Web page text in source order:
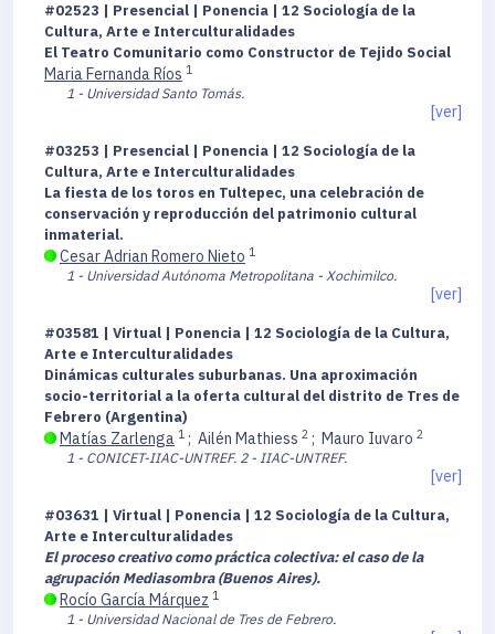
#02523 | Presencial | Ponencia | 12 Sociología de la
Cultura, Arte e Interculturalidades
El Teatro Comunitario como Constructor de Tejido Social
Maria Fernanda Ríos 1
1 - Universidad Santo Tomás.
[ver]
#03253 | Presencial | Ponencia | 12 Sociología de la
Cultura, Arte e Interculturalidades
La fiesta de los toros en Tultepec, una celebración de
conservación y reproducción del patrimonio cultural
inmaterial.
Cesar Adrian Romero Nieto 1
1 - Universidad Autónoma Metropolitana - Xochimilco.
[ver]
#03581 | Virtual | Ponencia | 12 Sociología de la Cultura,
Arte e Interculturalidades
Dinámicas culturales suburbanas. Una aproximación
socio-territorial a la oferta cultural del distrito de Tres de
Febrero (Argentina)
Matías Zarlenga 1 ; Ailén Mathiess 2 ; Mauro Iuvaro 2
1 - CONICET-IIAC-UNTREF. 2 - IIAC-UNTREF.
[ver]
#03631 | Virtual | Ponencia | 12 Sociología de la Cultura,
Arte e Interculturalidades
El proceso creativo como práctica colectiva: el caso de la
agrupación Mediasombra (Buenos Aires).
Rocío García Márquez 1
1 - Universidad Nacional de Tres de Febrero.